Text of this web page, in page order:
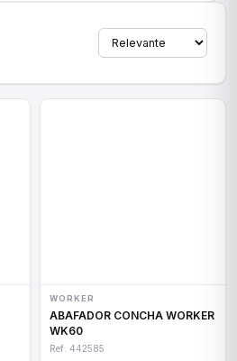
WORKER
ABAFADOR CONCHA WORKER
WK60
Ref: 442585